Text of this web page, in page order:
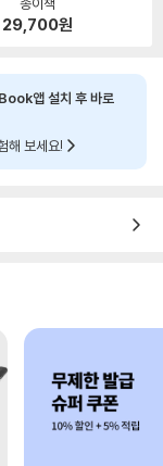
29,700원
앱 설치 후 바로
해 보세요!